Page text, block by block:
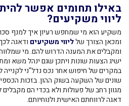
באילו תחומים אפשר
ליווי משקיעים?
משקיע הוא מי שמחפש רעיון איך למנף
ומכאן הצורך שלליווי משקיעים ודאגה
ומקבלים את המענה הדרוש להם. מי
ישיג הצעות שונות ויתכן שגם ינהל משא
במקרים של חיפוש אחר נכס נדל"ני
שונים של השקעה בשוק ההון. בזכות
מגוון רחב של פעולות ולא בכדי הם מקבלים
דאגה לרווחתם האישית ולנוחיותם.